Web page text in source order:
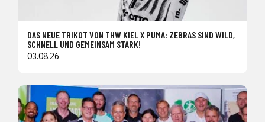
DAS NEUE TRIKOT VON THW KIEL X PUMA: ZEBRAS SIND WILD,
SCHNELL UND GEMEINSAM STARK!
03.08.26